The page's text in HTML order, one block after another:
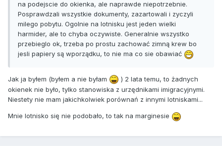
na podejscie do okienka, ale naprawde niepotrzebnie.
Posprawdzali wszystkie dokumenty, zazartowali i zyczyli
milego pobytu. Ogolnie na lotnisku jest jeden wielki
harmider, ale to chyba oczywiste. Generalnie wszystko
przebieglo ok, trzeba po prostu zachować zimną krew bo
jesli papiery są wporządku, to nie ma co sie obawiać
Jak ja byłem (byłem a nie byłam
) 2 lata temu, to żadnych
okienek nie było, tylko stanowiska z urzędnikami imigracyjnymi.
Niestety nie mam jakichkolwiek porównań z innymi lotniskami...
Mnie lotnisko się nie podobało, to tak na marginesie